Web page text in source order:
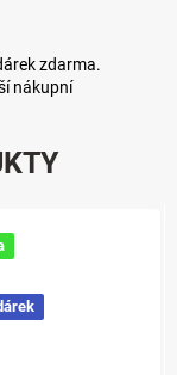
zdarma.
nákupní